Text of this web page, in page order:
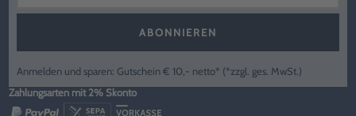
ABONNIEREN
Anmelden und sparen: Gutschein € 10,- netto* (*zzgl. ges. MwSt.)
Zahlungsarten mit 2% Skonto